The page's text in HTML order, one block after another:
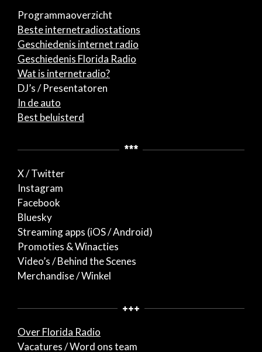
Programmaoverzicht
Beste internetradiostations
Geschiedenis internet radio
Geschiedenis Florida Radio
Wat is internetradio?
DJ’s / Presentatoren
In de auto
Best beluisterd
***
X / Twitter
Instagram
Facebook
Bluesky
Streaming apps (iOS / Android)
Promoties & Winacties
Video’s / Behind the Scenes
Merchandise / Winkel
+++
Over Florida Radio
Vacatures / Word ons team